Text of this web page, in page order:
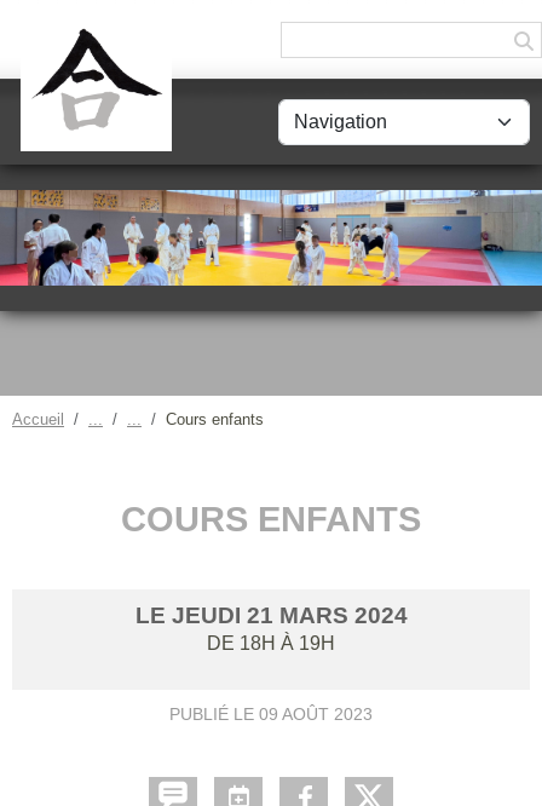
Accueil Cours enfants
COURS ENFANTS
LE JEUDI 21 MARS 2024
DE 18H À 19H
PUBLIÉ LE 09 AOÛT 2023